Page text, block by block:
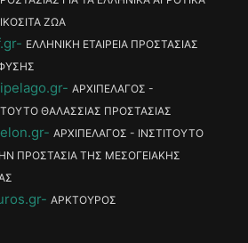
ΖΩΑ
ΕΛΛΗΝΙΚΗ ΕΤΑΙΡΕΙΑ ΠΡΟΣΤΑΣΙΑΣ
ΑΡΧΙΠΕΛΑΓΟΣ -
ΘΑΛΑΣΣΙΑΣ ΠΡΟΣΤΑΣΙΑΣ
ΑΡΧΙΠΕΛΑΓΟΣ - ΙΝΣΤΙΤΟΥΤΟ
ΠΡΟΣΤΑΣΙΑ ΤΗΣ ΜΕΣΟΓΕΙΑΚΗΣ
ΑΡΚΤΟΥΡΟΣ